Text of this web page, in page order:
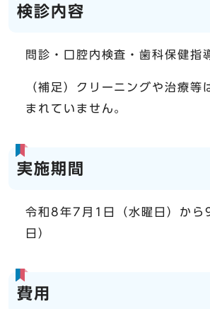
検診内容
問診・口腔内検査・歯科保健指
（補足）クリーニングや治療等
まれていません。
実施期間
令和8年7月1日（水曜日）から
日）
費用